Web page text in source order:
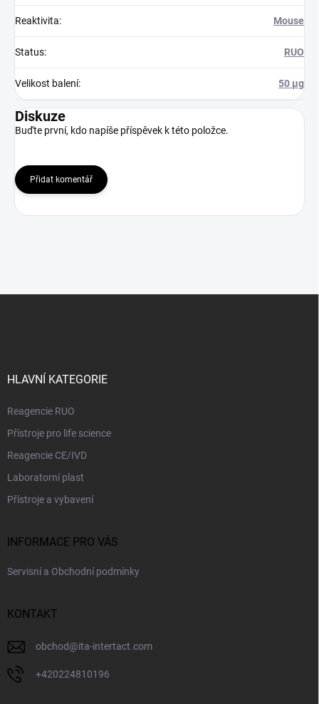
Reaktivita: Mouse
Status: RUO
Velikost balení: 50 μg
Diskuze
Buďte první, kdo napíše příspěvek k této položce.
Přidat komentář
HLAVNÍ KATEGORIE
Reagencie RUO
Přístroje pro life science
Reagencie CE/IVD
Laboratorní plast
Přístroje a vybavení
INFORMACE PRO VÁS
Servisní a Obchodní podmínky
KONTAKT
obchod@ita-intertact.com
+420224810196